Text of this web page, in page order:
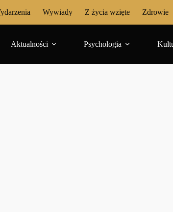
Wywiady Z życia wzięte Zdrowie
Aktualności Psychologia